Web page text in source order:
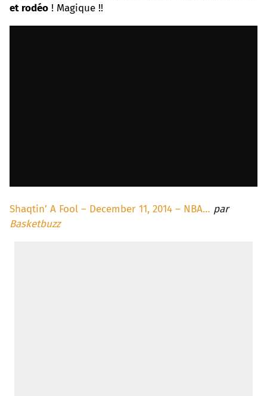
et rodéo ! Magique !!
Shaqtin’ A Fool – December 11, 2014 – NBA… par
Basketbuzz